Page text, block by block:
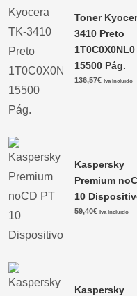
Toner
3410 Preto
1T0C0X0NL0
15500 Pág.
136,57€ Iva Incluido
Kaspersky
Premium
10
59,40€ Iva Incluido
Kaspersky